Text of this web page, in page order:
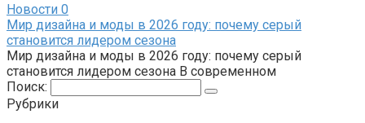
Новости 0
Мир дизайна и моды в 2026 году: почему серый
становится лидером сезона
Мир дизайна и моды в 2026 году: почему серый
становится лидером сезона В современном
Поиск:
Рубрики